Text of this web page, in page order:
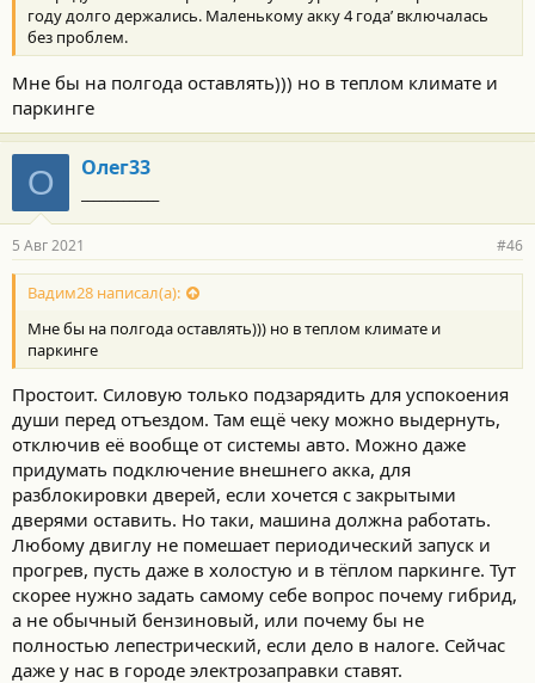
году долго держались. Маленькому акку 4 года’ включалась
без проблем.
Мне бы на полгода оставлять))) но в теплом климате и
паркинге
О Олег33
5 Авг 2021 #46
Вадим28 написал(а):
Мне бы на полгода оставлять))) но в теплом климате и
паркинге
Простоит. Силовую только подзарядить для успокоения
души перед отъездом. Там ещё чеку можно выдернуть,
отключив её вообще от системы авто. Можно даже
придумать подключение внешнего акка, для
разблокировки дверей, если хочется с закрытыми
дверями оставить. Но таки, машина должна работать.
Любому двиглу не помешает периодический запуск и
прогрев, пусть даже в холостую и в тёплом паркинге. Тут
скорее нужно задать самому себе вопрос почему гибрид,
а не обычный бензиновый, или почему бы не
полностью лепестрический, если дело в налоге. Сейчас
даже у нас в городе электрозаправки ставят.